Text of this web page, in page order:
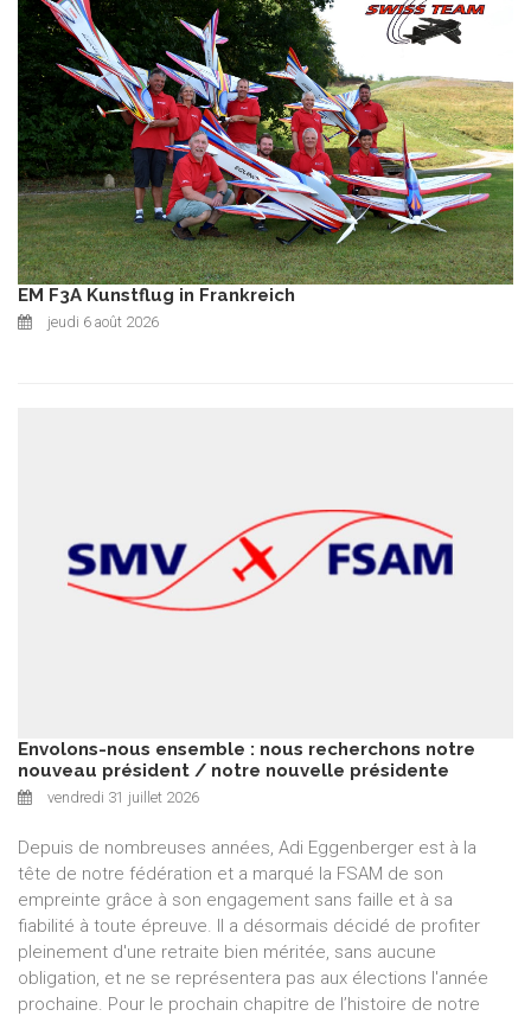
EM F3A Kunstflug in Frankreich
jeudi 6 août 2026
Envolons-nous ensemble : nous recherchons notre
nouveau président / notre nouvelle présidente
vendredi 31 juillet 2026
Depuis de nombreuses années, Adi Eggenberger est à la
tête de notre fédération et a marqué la FSAM de son
empreinte grâce à son engagement sans faille et à sa
fiabilité à toute épreuve. Il a désormais décidé de profiter
pleinement d'une retraite bien méritée, sans aucune
obligation, et ne se représentera pas aux élections l'année
prochaine. Pour le prochain chapitre de l’histoire de notre